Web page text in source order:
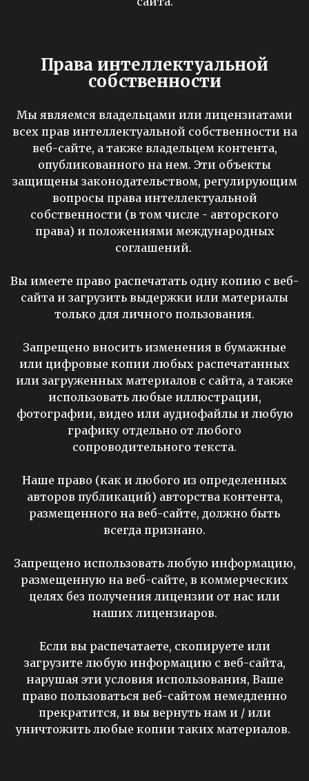
Права интеллектуальной
собственности
Мы являемся владельцами или лицензиатами
всех прав интеллектуальной собственности на
веб-сайте, а также владельцем контента,
опубликованного на нем. Эти объекты
защищены законодательством, регулирующим
вопросы права интеллектуальной
собственности (в том числе - авторского
права) и положениями международных
соглашений.
Вы имеете право распечатать одну копию с веб-
сайта и загрузить выдержки или материалы
только для личного пользования.
Запрещено вносить изменения в бумажные
или цифровые копии любых распечатанных
или загруженных материалов с сайта, а также
использовать любые иллюстрации,
фотографии, видео или аудиофайлы и любую
графику отдельно от любого
сопроводительного текста.
Наше право (как и любого из определенных
авторов публикаций) авторства контента,
размещенного на веб-сайте, должно быть
всегда признано.
Запрещено использовать любую информацию,
размещенную на веб-сайте, в коммерческих
целях без получения лицензии от нас или
наших лицензиаров.
Если вы распечатаете, скопируете или
загрузите любую информацию с веб-сайта,
нарушая эти условия использования, Ваше
право пользоваться веб-сайтом немедленно
прекратится, и вы вернуть нам и / или
уничтожить любые копии таких материалов.